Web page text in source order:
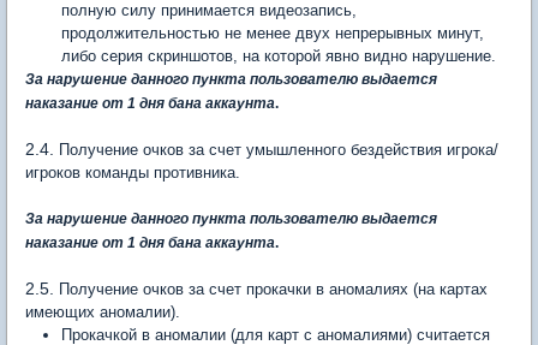
полную силу принимается видеозапись,
продолжительностью не менее двух непрерывных минут,
либо серия скриншотов, на которой явно видно нарушение.
За нарушение данного пункта пользователю выдается
наказание от 1 дня бана аккаунта.
2.4.
Получение очков за счет умышленного бездействия игрока/
игроков команды противника.
За нарушение данного пункта пользователю выдается
наказание от 1 дня бана аккаунта.
2.5.
Получение очков за счет прокачки в аномалиях (на картах
имеющих аномалии).
Прокачкой в аномалии (для карт с аномалиями) считается